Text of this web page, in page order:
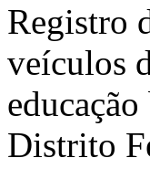
Registro
veículos
Distrito